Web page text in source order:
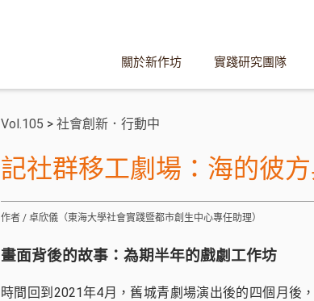
關於新作坊 實踐研究團隊
Vol.105 > 社會創新．行動中
記社群移工劇場：海的彼方
作者 / 卓欣儀（東海大學社會實踐暨都市創生中心專任助理）
畫面背後的故事：為期半年的戲劇工作坊
時間回到2021年4月，舊城青劇場演出後的四個月後